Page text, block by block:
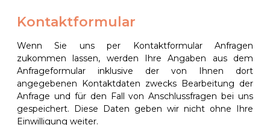
Kontaktformular
Wenn Sie uns per Kontaktformular Anfragen
zukommen lassen, werden Ihre Angaben aus dem
Anfrageformular inklusive der von Ihnen dort
angegebenen Kontaktdaten zwecks Bearbeitung der
Anfrage und für den Fall von Anschlussfragen bei uns
gespeichert. Diese Daten geben wir nicht ohne Ihre
Einwilligung weiter.